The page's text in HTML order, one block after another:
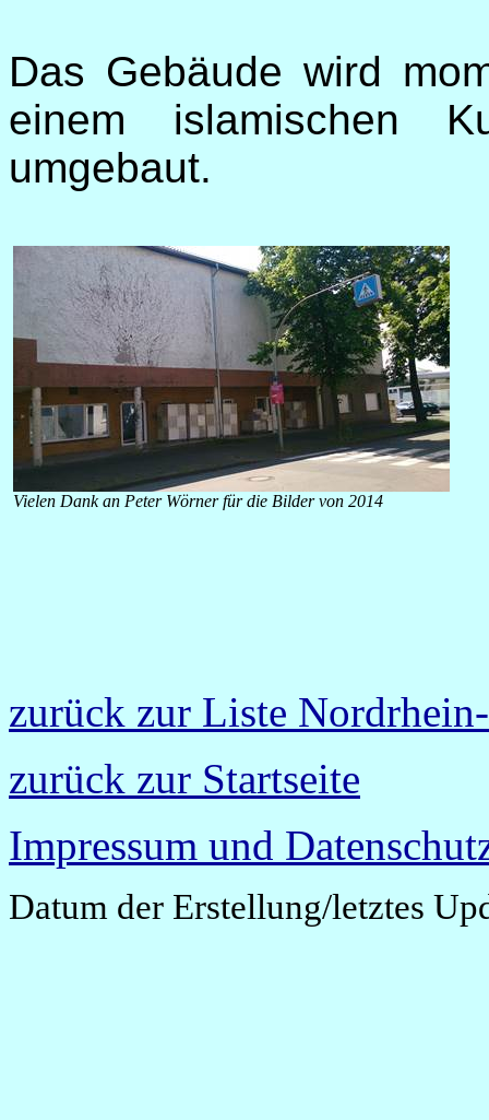
Das Gebäude wird
einem islamischen
umgebaut.
Vielen Dank an Peter Wörner für die Bilder von 2014
zurück zur Liste
zurück zur Startseite
Impressum und
Datum der Erstellung/letztes